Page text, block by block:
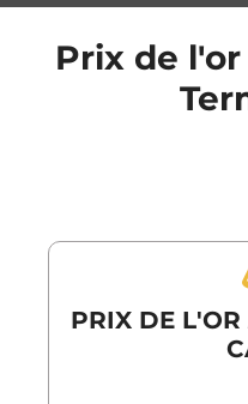
Prix de
PRIX DE